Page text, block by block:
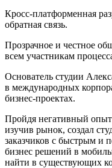
Кросс-платформенная
обратная связь.
Прозрачное и честное
всем участникам
Основатель студии
в международных
бизнес-проектах.
Пройдя негативный
изучив рынок, создал
заказчиков с быстрым и
бизнес решений в
найти в существующих